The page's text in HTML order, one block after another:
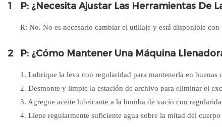
1 P: ¿Necesita Ajustar Las Herramientas De
R: No. No es necesario cambiar el utillaje y está disponible con
2 P: ¿Cómo Mantener Una Máquina
1. Lubrique la leva con regularidad para mantenerla en buenas
2. Desmonte y limpie la estación de archivo para eliminar el
3. Agregue aceite lubricante a la bomba de vacío con
4. Llene regularmente suficiente agua sobre la mitad del